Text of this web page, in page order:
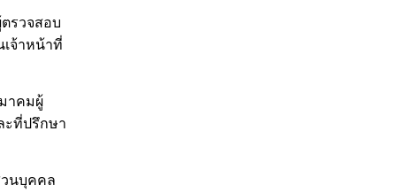
รวจสอบ
จ้าหน้าที่
าคมผู้
ะที่ปรึกษา
นบุคคล